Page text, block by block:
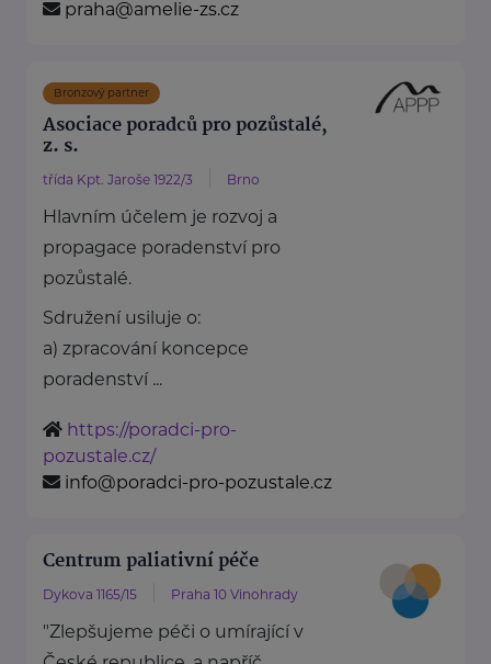
praha@amelie-zs.cz
Bronzový partner
Asociace poradců pro pozůstalé,
z. s.
třída Kpt. Jaroše 1922/3 Brno
Hlavním účelem je rozvoj a
propagace poradenství pro
pozůstalé.
Sdružení usiluje o:
a) zpracování koncepce
poradenství ...
https://poradci-pro-
pozustale.cz/
info@poradci-pro-pozustale.cz
Centrum paliativní péče
Dykova 1165/15 Praha 10 Vinohrady
"Zlepšujeme péči o umírající v